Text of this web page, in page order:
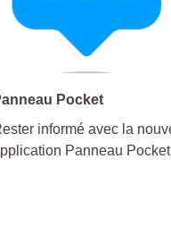
Pocket
informé avec la
Panneau